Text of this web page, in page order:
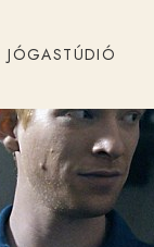
JÓGASTÚDIÓ